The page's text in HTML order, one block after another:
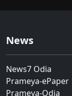
News
News7 Odia
Prameya-ePaper
Prameya-Odia